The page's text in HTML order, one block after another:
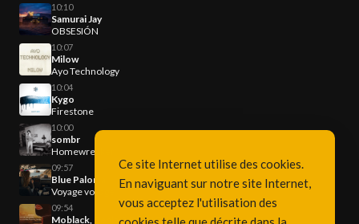
10:10
Samurai Jay
OBSESIÓN
10:07
Milow
Ayo Technology
10:04
Kygo
Firestone
10:00
sombr
Homewrecker
09:57
Blue Paloma
Voyage voyage
09:54
Moblack, Benja & Franc Fala
Ce site Internet utilise des cookies.
En naviguant sur notre site Internet,
vous acceptez l'utilisation des